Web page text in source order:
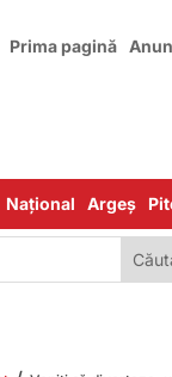
Prima pagină
Național Argeș